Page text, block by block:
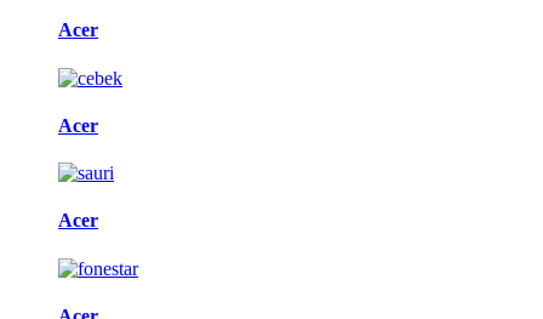
Acer
Acer
Acer